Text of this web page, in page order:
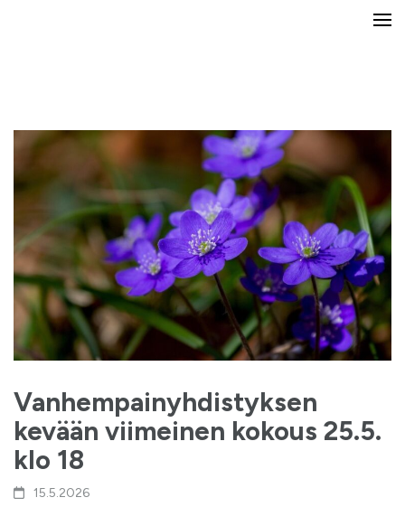
Vanhempainyhdistyksen
kevään viimeinen kokous 25.5.
klo 18
15.5.2026